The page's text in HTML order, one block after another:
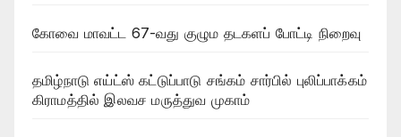
கோவை மாவட்ட 67-வது குழும தடகளப் போட்டி நிறைவு
தமிழ்நாடு எய்ட்ஸ் கட்டுப்பாடு சங்கம் சார்பில் புலிப்பாக்கம்
கிராமத்தில் இலவச மருத்துவ முகாம்